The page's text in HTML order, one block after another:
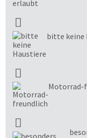
bitte keine
Motorrad-